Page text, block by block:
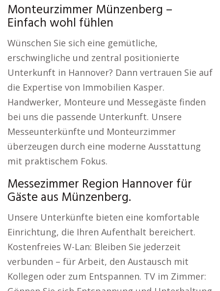
Monteurzimmer Münzenberg –
Einfach wohl fühlen
Wünschen Sie sich eine gemütliche,
erschwingliche und zentral positionierte
Unterkunft in Hannover? Dann vertrauen Sie auf
die Expertise von Immobilien Kasper.
Handwerker, Monteure und Messegäste finden
bei uns die passende Unterkunft. Unsere
Messeunterkünfte und Monteurzimmer
überzeugen durch eine moderne Ausstattung
mit praktischem Fokus.
Messezimmer Region Hannover für
Gäste aus Münzenberg.
Unsere Unterkünfte bieten eine komfortable
Einrichtung, die Ihren Aufenthalt bereichert.
Kostenfreies W-Lan: Bleiben Sie jederzeit
verbunden – für Arbeit, den Austausch mit
Kollegen oder zum Entspannen. TV im Zimmer: